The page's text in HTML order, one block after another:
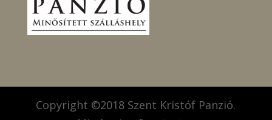
Copyright ©2018 Szent Kristóf Panzió.